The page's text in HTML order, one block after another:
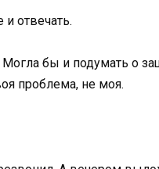
и отвечать.
бы и подумать о
проблема, не моя.